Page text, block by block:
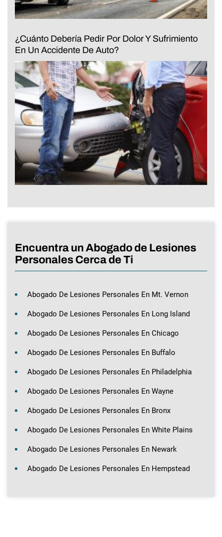
¿Cuánto Debería Pedir Por Dolor Y Sufrimiento
En Un Accidente De Auto?
Encuentra un Abogado de Lesiones
Personales Cerca de Ti
Abogado De Lesiones Personales En Mt. Vernon
Abogado De Lesiones Personales En Long Island
Abogado De Lesiones Personales En Chicago
Abogado De Lesiones Personales En Buffalo
Abogado De Lesiones Personales En Philadelphia
Abogado De Lesiones Personales En Wayne
Abogado De Lesiones Personales En Bronx
Abogado De Lesiones Personales En White Plains
Abogado De Lesiones Personales En Newark
Abogado De Lesiones Personales En Hempstead